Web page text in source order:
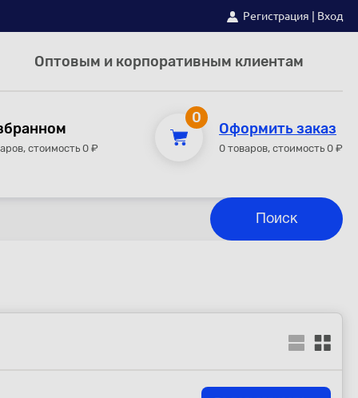
Регистрация Вход
Оптовым и корпоративным клиентам
стоимость 0 ₽
0
Оформить заказ
0 товаров, стоимость 0 ₽